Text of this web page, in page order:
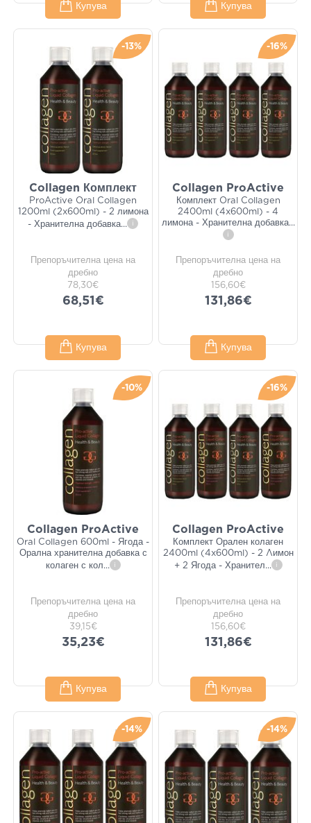
Купува Купува
-13%
Collagen Комплект
ProActive Oral Collagen
1200ml (2x600ml) - 2 лимона
- Хранителна добавка... i
Препоръчителна цена на
дребно
78,30€
68,51€
Купува
-16%
Collagen ProActive
Комплект Oral Collagen
2400ml (4x600ml) - 4
лимона - Хранителна добавка...
i
Препоръчителна цена на
дребно
156,60€
131,86€
Купува
-10%
Collagen ProActive
Oral Collagen 600ml - Ягода -
Орална хранителна добавка с
колаген с кол... i
Препоръчителна цена на
дребно
39,15€
35,23€
Купува
-16%
Collagen ProActive
Комплект Орален колаген
2400ml (4x600ml) - 2 Λимон
+ 2 Ягода - Хранител... i
Препоръчителна цена на
дребно
156,60€
131,86€
Купува
-14% -14%